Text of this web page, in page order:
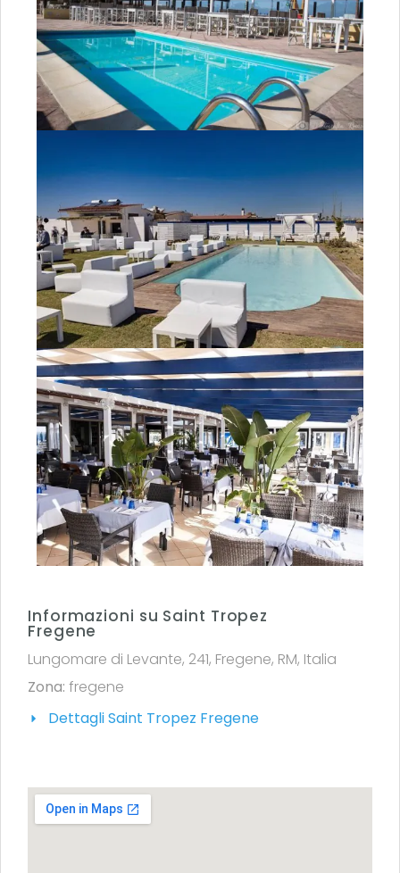
Informazioni su Saint Tropez
Fregene
Lungomare di Levante, 241, Fregene, RM, Italia
Zona: fregene
Dettagli Saint Tropez Fregene